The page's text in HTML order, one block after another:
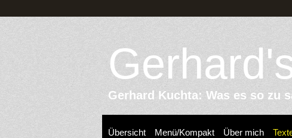
Gerhard Kuchta: Was es so zu
Übersicht Menü/Kompakt Über mich